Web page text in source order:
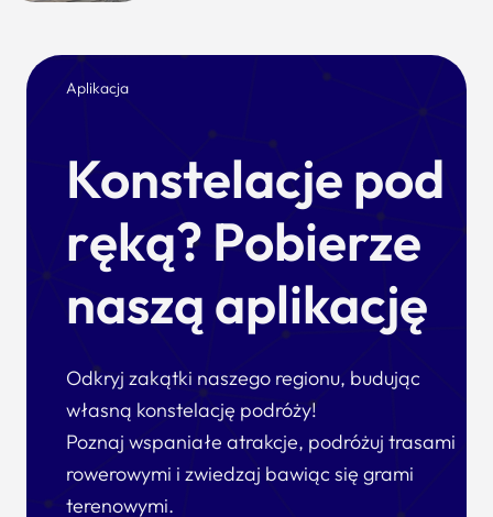
Aplikacja
Konstelacje pod
ręką? Pobierze
naszą aplikację
Odkryj zakątki naszego regionu, budując
własną konstelację podróży!
Poznaj wspaniałe atrakcje, podróżuj trasami
rowerowymi i zwiedzaj bawiąc się grami
terenowymi.